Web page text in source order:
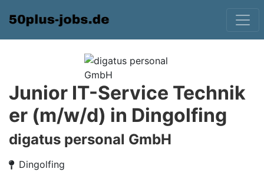
Junior IT-Service Technik
er (m/w/d) in Dingolfing
digatus personal GmbH
Dingolfing